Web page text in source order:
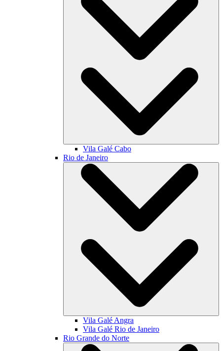
Vila Galé Cabo
Rio de Janeiro
Vila Galé Angra
Vila Galé Rio de Janeiro
Rio Grande do Norte